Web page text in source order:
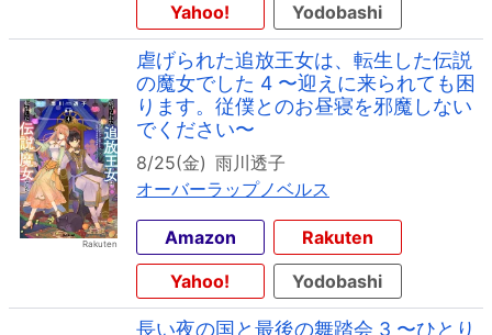
Yahoo!
Yodobashi
虐げられた追放王女は、転生した伝説
の魔女でした 4 〜迎えに来られても困
ります。従僕とのお昼寝を邪魔しない
でください〜
8/25(金) 雨川透子
オーバーラップノベルス
Amazon
Rakuten
Yahoo!
Yodobashi
長い夜の国と最後の舞踏会 3 〜ひとり